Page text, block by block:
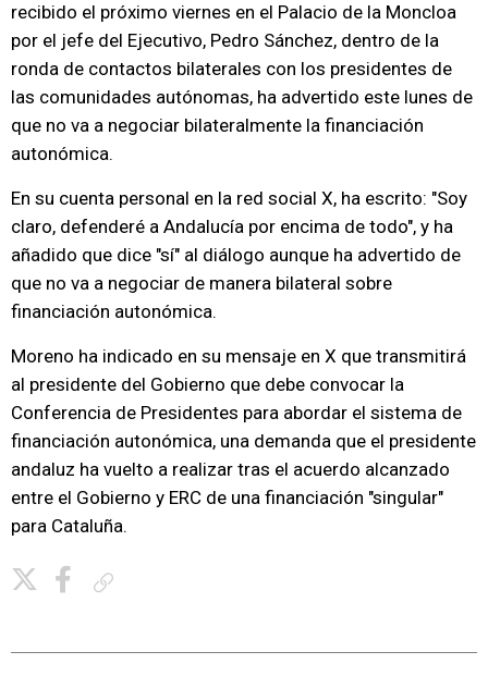
recibido el próximo viernes en el Palacio de la Moncloa
por el jefe del Ejecutivo, Pedro Sánchez, dentro de la
ronda de contactos bilaterales con los presidentes de
las comunidades autónomas, ha advertido este lunes de
que no va a negociar bilateralmente la financiación
autonómica.
En su cuenta personal en la red social X, ha escrito: "Soy
claro, defenderé a Andalucía por encima de todo", y ha
añadido que dice "sí" al diálogo aunque ha advertido de
que no va a negociar de manera bilateral sobre
financiación autonómica.
Moreno ha indicado en su mensaje en X que transmitirá
al presidente del Gobierno que debe convocar la
Conferencia de Presidentes para abordar el sistema de
financiación autonómica, una demanda que el presidente
andaluz ha vuelto a realizar tras el acuerdo alcanzado
entre el Gobierno y ERC de una financiación "singular"
para Cataluña.